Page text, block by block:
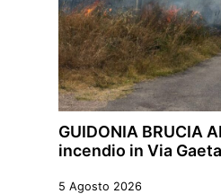
GUIDONIA BRUCIA
incendio in Via
5 Agosto 2026